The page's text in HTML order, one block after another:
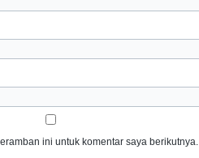
ini untuk komentar saya berikutnya.